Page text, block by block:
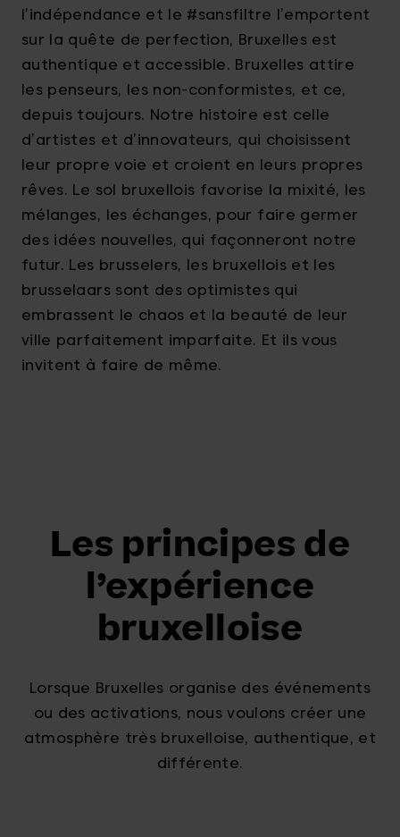
l’indépendance et le #sansfiltre l’emportent
sur la quête de perfection, Bruxelles est
authentique et accessible. Bruxelles attire
les penseurs, les non-conformistes, et ce,
depuis toujours. Notre histoire est celle
d’artistes et d’innovateurs, qui choisissent
leur propre voie et croient en leurs propres
rêves. Le sol bruxellois favorise la mixité, les
mélanges, les échanges, pour faire germer
des idées nouvelles, qui façonneront notre
futur. Les brusselers, les bruxellois et les
brusselaars sont des optimistes qui
embrassent le chaos et la beauté de leur
ville parfaitement imparfaite. Et ils vous
invitent à faire de même.
Les principes de
l’expérience
bruxelloise
Lorsque Bruxelles organise des événements
ou des activations, nous voulons créer une
atmosphère très bruxelloise, authentique, et
différente.